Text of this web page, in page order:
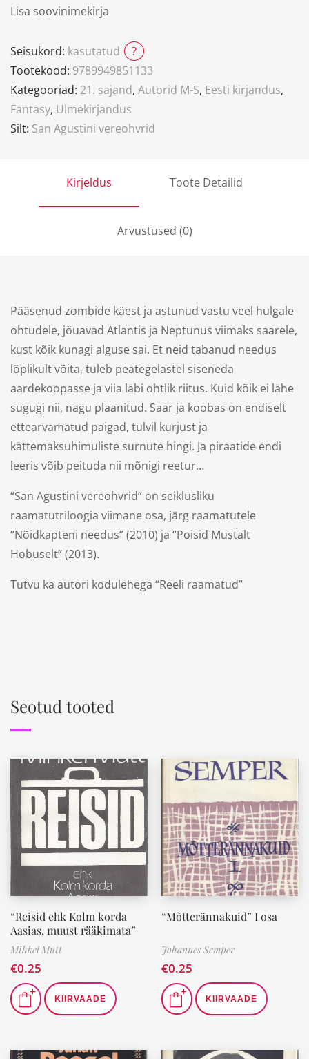
Lisa soovinimekirja
Seisukord: kasutatud
?
Tootekood: 9789949851133
Kategooriad: 21. sajand, Autorid M-S, Eesti kirjandus,
Fantasy, Ulmekirjandus
Silt: San Agustini vereohvrid
Kirjeldus Toote Detailid
Arvustused (0)
Pääsenud zombide käest ja astunud vastu veel hulgale
ohtudele, jõuavad Atlantis ja Neptunus viimaks saarele,
kust kõik kunagi alguse sai. Et neid tabanud needus
lõplikult võita, tuleb peategelastel siseneda
aardekoopasse ja viia läbi ohtlik riitus. Kuid kõik ei lähe
sugugi nii, nagu plaanitud. Saar ja koobas on endiselt
ettearvamatud paigad, tulvil kurjust ja
kättemaksuhimuliste surnute hingi. Ja piraatide endi
leeris võib peituda nii mõnigi reetur…
“San Agustini vereohvrid” on seiklusliku
raamatutriloogia viimane osa, järg raamatutele
“Nõidkapteni needus” (2010) ja “Poisid Mustalt
Hobuselt” (2013).
Tutvu ka autori kodulehega “Reeli raamatud”
Seotud tooted
“Reisid ehk Kolm korda
Aasias, muust rääkimata”
Mihkel Mutt
€0.25
KIIRVAADE
“Mõtterännakuid” I osa
Johannes Semper
€0.25
KIIRVAADE